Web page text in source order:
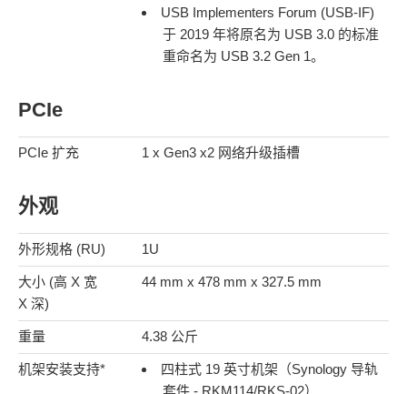
USB Implementers Forum (USB-IF)
于 2019 年将原名为 USB 3.0 的标准
重命名为 USB 3.2 Gen 1。
PCIe
PCIe 扩充 1 x Gen3 x2 ⽹络升级插槽
外观
外形规格 (RU) 1U
大小 (高 X 宽
X 深)
44 mm x 478 mm x 327.5 mm
重量 4.38 公斤
机架安装支持*
四柱式 19 英寸机架（Synology 导轨